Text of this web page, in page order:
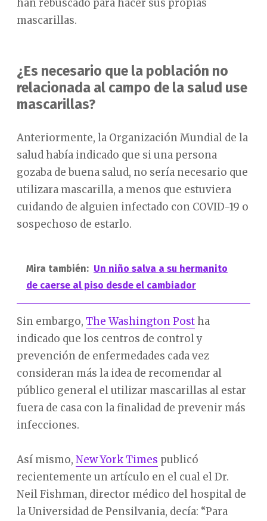
han rebuscado para hacer sus propias
mascarillas.
¿Es necesario que la población no
relacionada al campo de la salud use
mascarillas?
Anteriormente, la Organización Mundial de la
salud había indicado que si una persona
gozaba de buena salud, no sería necesario que
utilizara mascarilla, a menos que estuviera
cuidando de alguien infectado con COVID-19 o
sospechoso de estarlo.
Mira también: Un niño salva a su hermanito
de caerse al piso desde el cambiador
Sin embargo, The Washington Postha
indicado que los centros de control y
prevención de enfermedades cada vez
consideran más la idea de recomendar al
público general el utilizar mascarillas al estar
fuera de casa con la finalidad de prevenir más
infecciones.
Así mismo, New York Times publicó
recientemente un artículo en el cual el Dr.
Neil Fishman, director médico del hospital de
la Universidad de Pensilvania, decía: “Para